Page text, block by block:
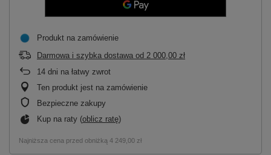
Produkt na zamówienie
Darmowa i szybka dostawa od 2 000,00 zł
14 dni na łatwy zwrot
Ten produkt jest na zamówienie
Bezpieczne zakupy
Kup na raty (oblicz ratę)
Najniższa cena przed obniżką 4 249,00 zł